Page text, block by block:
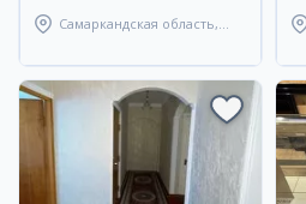
Самаркандская область,